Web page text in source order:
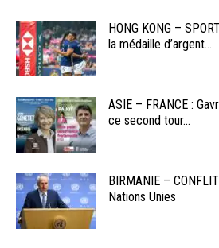
HONG KONG –
la médaille d’argent...
ASIE – FRANCE :
ce second tour...
BIRMANIE –
Nations Unies